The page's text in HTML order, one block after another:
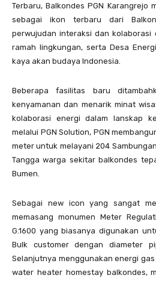
Terbaru, Balkondes PGN Karangrejo
sebagai ikon terbaru dari
perwujudan interaksi dan kolaborasi
ramah lingkungan, serta Desa
kaya akan budaya Indonesia.
Beberapa fasilitas baru
kenyamanan dan menarik minat
kolaborasi energi dalam lanskap
melalui PGN Solution, PGN
meter untuk melayani 204
Tangga warga sekitar balkondes
Bumen.
Sebagai new icon yang sangat
memasang monumen Meter
G.1600 yang biasanya digunakan
Bulk customer dengan diameter
Selanjutnya menggunakan energi
water heater homestay balkondes,